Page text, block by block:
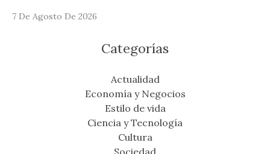
7 De Agosto De 2026
Categorías
Actualidad
Economía y Negocios
Estilo de vida
Ciencia y Tecnología
Cultura
Sociedad